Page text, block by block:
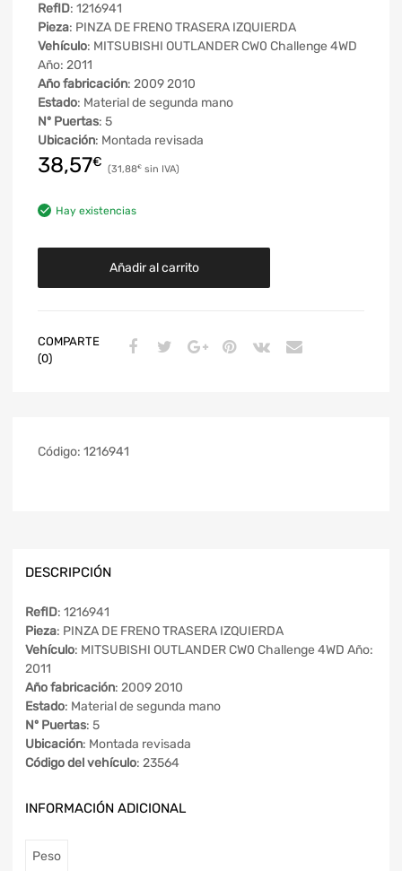
RefID: 1216941
Pieza: PINZA DE FRENO TRASERA IZQUIERDA
Vehículo: MITSUBISHI OUTLANDER CW0 Challenge 4WD
Año: 2011
Año fabricación: 2009 2010
Estado: Material de segunda mano
Nº Puertas: 5
Ubicación: Montada revisada
38,57€ 31,88€
Hay existencias
Añadir al carrito
COMPARTE
(0)
Código: 1216941
DESCRIPCIÓN
RefID: 1216941
Pieza: PINZA DE FRENO TRASERA IZQUIERDA
Vehículo: MITSUBISHI OUTLANDER CW0 Challenge 4WD Año:
2011
Año fabricación: 2009 2010
Estado: Material de segunda mano
Nº Puertas: 5
Ubicación: Montada revisada
Código del vehículo: 23564
INFORMACIÓN ADICIONAL
Peso